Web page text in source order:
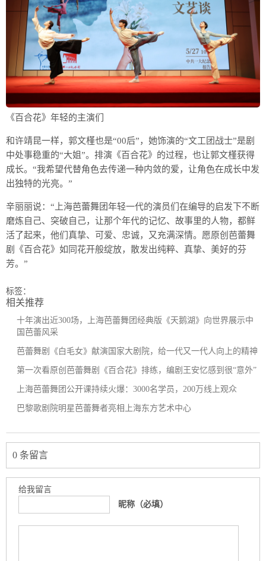
《百合花》年轻的主演们
和许靖昆一样，郭文槿也是“00后”，她饰演的“文工团战士”是剧
中处事稳重的“大姐”。排演《百合花》的过程，也让郭文槿获得
成长。“我希望代替角色去传递一种内敛的爱，让角色在成长中发
出独特的光亮。”
辛丽丽说：“上海芭蕾舞团年轻一代的演员们在编导的启发下不断
磨炼自己、突破自己，让那个年代的记忆、故事里的人物，都鲜
活了起来，他们真挚、可爱、忠诚，又充满深情。愿原创芭蕾舞
剧《百合花》如同花开般绽放，散发出纯粹、真挚、美好的芬
芳。”
标签：
相关推荐
十年演出近300场，上海芭蕾舞团经典版《天鹅湖》向世界展示中
国芭蕾风采
芭蕾舞剧《白毛女》献演国家大剧院，给一代又一代人向上的精神
第一次看原创芭蕾舞剧《百合花》排练，编剧王安忆感到很“意外”
上海芭蕾舞团公开课持续火爆：3000名学员，200万线上观众
巴黎歌剧院明星芭蕾舞者亮相上海东方艺术中心
0 条留言
给我留言
昵称（必填）